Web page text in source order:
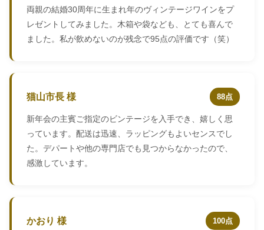
両親の結婚30周年に生まれ年のヴィンテージワインをプ
レゼントしてみました。木箱や袋なども、とても喜んで
ました。私が飲めないのが残念で95点の評価です（笑）
猫山市長 様 88点
新年会の主賓ご指定のビンテージを入手でき、嬉しく思
っています。配送は迅速、ラッピングもよいセンスでし
た。デパートや他の専門店でも見つからなかったので、
感激しています。
かおり 様 100点